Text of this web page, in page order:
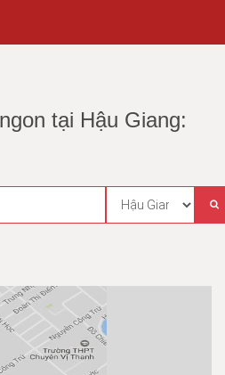
tại Hậu Giang: